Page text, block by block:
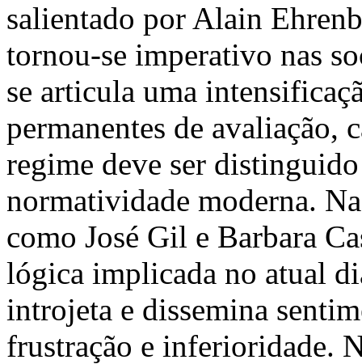
salientado por Alain
tornou-se imperativo nas
se articula uma
permanentes de avaliação,
regime deve ser
normatividade moderna.
como José Gil e Barbara
lógica implicada no atual
introjeta e dissemina
frustração e inferioridade.